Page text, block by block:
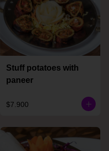
Stuff potatoes with
paneer
$7.900